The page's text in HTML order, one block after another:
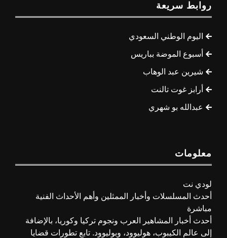
روابط سريعة
اليوم الوطني السعودي
أسبوع الموضة بباريس
شيرين عبد الوهاب
أرابز غوت تالنت
عبدالله بو شهري
معلومات
لودي نت
أحدث المسلسلات وأخبار الممثلين وأهم الأحداث الفنية
مباشرة
أحدث أخبار المشاهير العرب ونجوم تركيا وكوريا، بالإضافة
إلى عالم الكيبوب، هوليوود، وبوليوود. تابع تطورات قضايا